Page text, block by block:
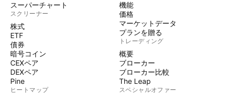
スーパーチャート
スクリーナー
株式
ETF
債券
暗号コイン
CEXペア
DEXペア
Pine
ヒートマップ
機能
価格
マーケットデータ
プランを贈る
トレーディング
概要
ブローカー
ブローカー比較
The Leap
スペシャルオファー